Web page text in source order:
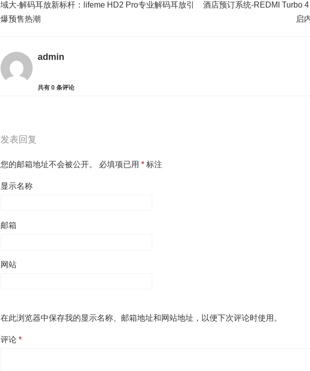
域大-解码耳放新标杆：lifeme HD2 Pro专业解码耳放引
爆预售热潮
酒店预订系统-REDMI Turbo
启
admin
共有 0 条评论
发表回复
您的邮箱地址不会被公开。 必填项已用 * 标注
显示名称
邮箱
网站
在此浏览器中保存我的显示名称、邮箱地址和网站地址，以便下次评论时使用。
评论 *